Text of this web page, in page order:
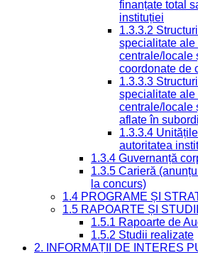
finanțate total
instituției
1.3.3.2
specialitate
centrale/locale
coordonate de
1.3.3.3
specialitate
centrale/locale
aflate în
1.3.3.4
autoritatea
1.3.4 Guvernanță
1.3.5 Carieră
la concurs)
1.4 PROGRAME ȘI
1.5 RAPOARTE ȘI STUDII
1.5.1 Rapoarte de
1.5.2 Studii realizate
2. INFORMAȚII DE INTERES